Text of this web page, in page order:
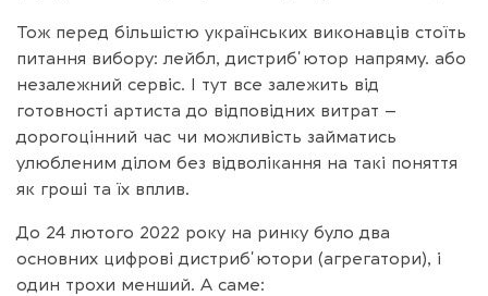
Тож перед більшістю українських виконавців стоїть
питання вибору: лейбл, дистрибʼютор напряму. або
незалежний сервіс. І тут все залежить від
готовності артиста до відповідних витрат –
дорогоцінний час чи можливість займатись
улюбленим ділом без відволікання на такі поняття
як гроші та їх вплив.
До 24 лютого 2022 року на ринку було два
основних цифрові дистрибʼютори (агрегатори), і
один трохи менший. А саме: